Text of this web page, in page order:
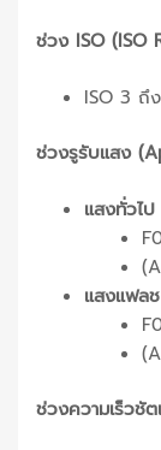
ช่วง ISO (ISO
ISO 3 ถึ
ช่วงรูรับแสง
แสงทั่วไ
แสงแฟล
ช่วงความเร็วชั